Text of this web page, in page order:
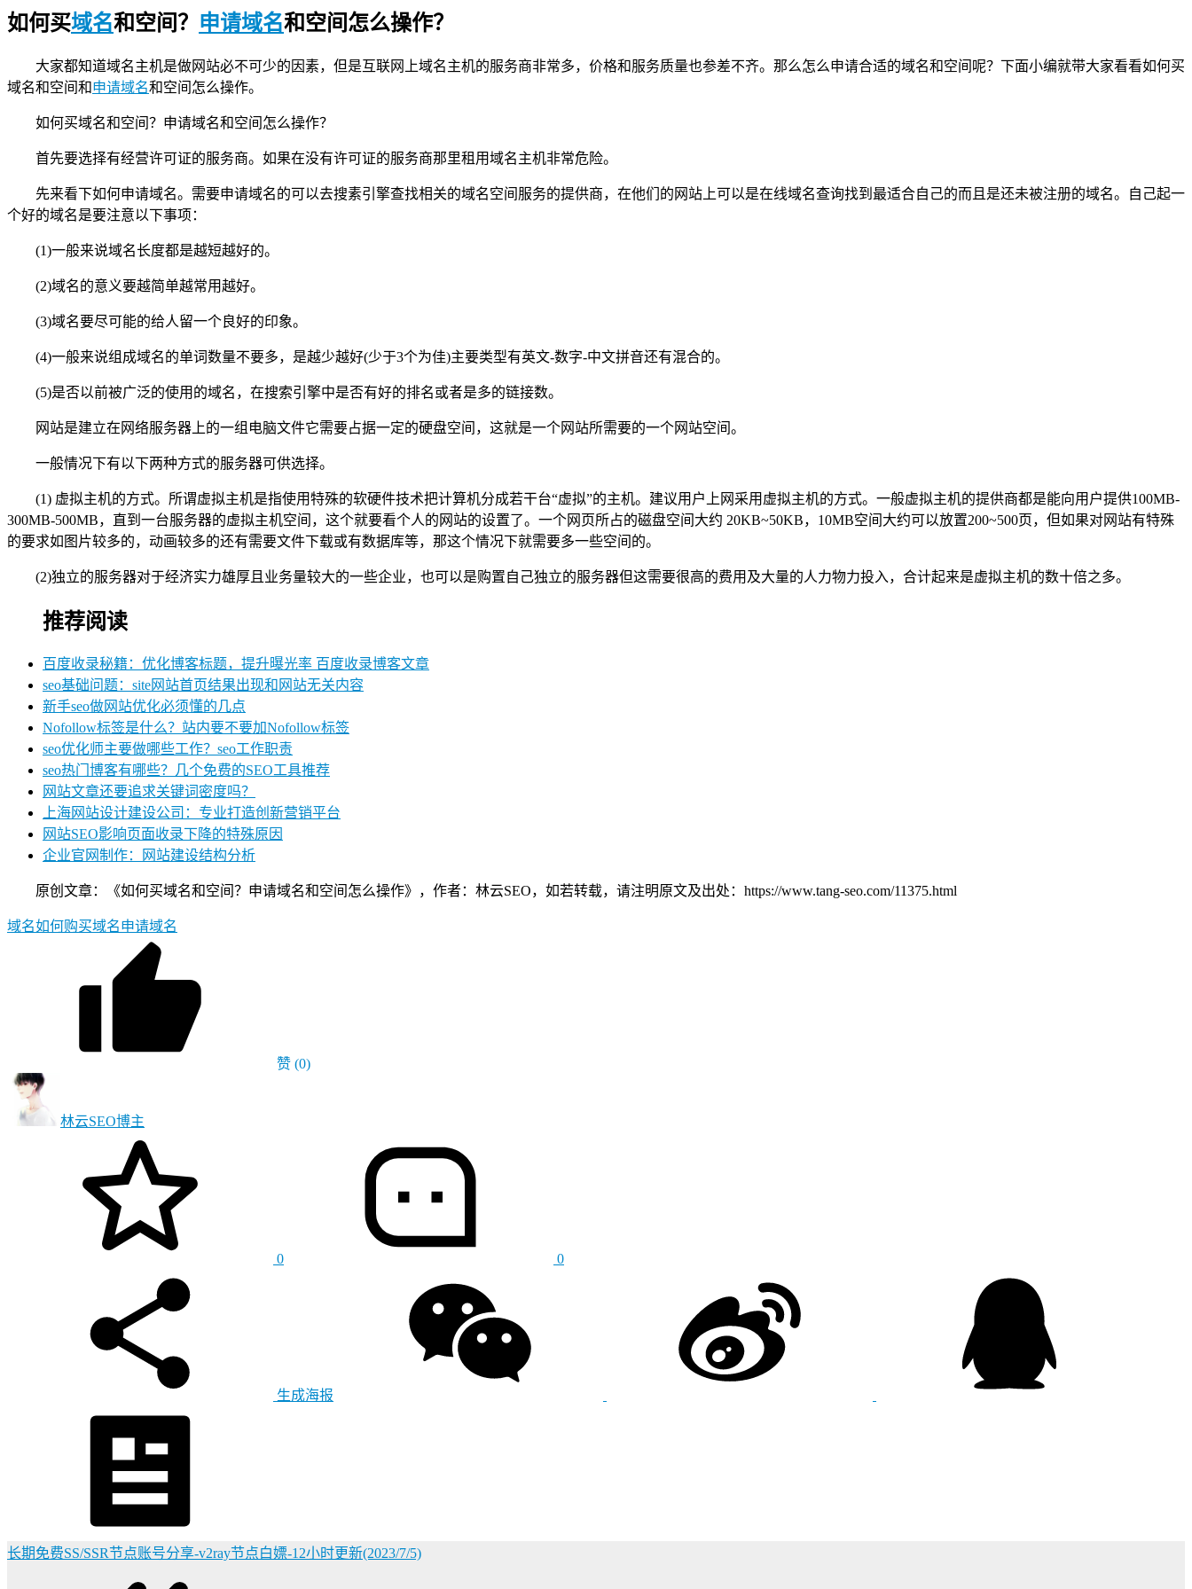
如何买域名和空间？ 申请域名和空间怎么操作？
大家都知道域名主机是做网站必不可少的因素，但是互联网上域名主机的服务商非常多，价格和服务质量也参差不齐。那么怎么申请合适的域名和空间呢？下面小编就带大家看看如何买
域名和空间和申请域名和空间怎么操作。
如何买域名和空间？申请域名和空间怎么操作？
首先要选择有经营许可证的服务商。如果在没有许可证的服务商那里租用域名主机非常危险。
先来看下如何申请域名。需要申请域名的可以去搜素引擎查找相关的域名空间服务的提供商，在他们的网站上可以是在线域名查询找到最适合自己的而且是还未被注册的域名。自己起一
个好的域名是要注意以下事项：
(1)一般来说域名长度都是越短越好的。
(2)域名的意义要越简单越常用越好。
(3)域名要尽可能的给人留一个良好的印象。
(4)一般来说组成域名的单词数量不要多，是越少越好(少于3个为佳)主要类型有英文-数字-中文拼音还有混合的。
(5)是否以前被广泛的使用的域名，在搜索引擎中是否有好的排名或者是多的链接数。
网站是建立在网络服务器上的一组电脑文件它需要占据一定的硬盘空间，这就是一个网站所需要的一个网站空间。
一般情况下有以下两种方式的服务器可供选择。
(1) 虚拟主机的方式。所谓虚拟主机是指使用特殊的软硬件技术把计算机分成若干台“虚拟”的主机。建议用户上网采用虚拟主机的方式。一般虚拟主机的提供商都是能向用户提供100MB-
300MB-500MB，直到一台服务器的虚拟主机空间，这个就要看个人的网站的设置了。一个网页所占的磁盘空间大约 20KB~50KB，10MB空间大约可以放置200~500页，但如果对网站有特殊
的要求如图片较多的，动画较多的还有需要文件下载或有数据库等，那这个情况下就需要多一些空间的。
(2)独立的服务器对于经济实力雄厚且业务量较大的一些企业，也可以是购置自己独立的服务器但这需要很高的费用及大量的人力物力投入，合计起来是虚拟主机的数十倍之多。
推荐阅读
百度收录秘籍：优化博客标题，提升曝光率 百度收录博客文章
seo基础问题：site网站首页结果出现和网站无关内容
新手seo做网站优化必须懂的几点
Nofollow标签是什么？站内要不要加Nofollow标签
seo优化师主要做哪些工作？seo工作职责
seo热门博客有哪些？几个免费的SEO工具推荐
网站文章还要追求关键词密度吗？
上海网站设计建设公司：专业打造创新营销平台
网站SEO影响页面收录下降的特殊原因
企业官网制作：网站建设结构分析
原创文章：《如何买域名和空间？申请域名和空间怎么操作》，作者：林云SEO，如若转载，请注明原文及出处：https://www.tang-seo.com/11375.html
域名如何购买域名申请域名
赞 (0)
林云SEO博主
0 0
生成海报
长期免费SS/SSR节点账号分享-v2ray节点白嫖-12小时更新(2023/7/5)